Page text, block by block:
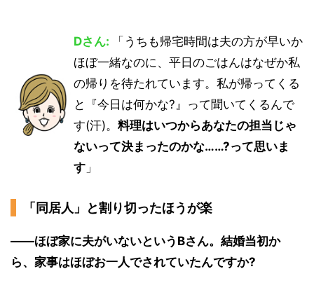
Dさん:
「うちも帰宅時間は夫の方が早いか
ほぼ一緒なのに、平日のごはんはなぜか私
の帰りを待たれています。私が帰ってくる
と『今日は何かな?』って聞いてくるんで
す(汗)。 料理はいつからあなたの担当じゃ
ないって決まったのかな……?って思いま
す 」
「同居人」と割り切ったほうが楽
――ほぼ家に夫がいないというBさん。結婚当初か
ら、家事はほぼお一人でされていたんですか?